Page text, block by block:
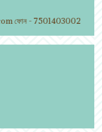
- 7501403002